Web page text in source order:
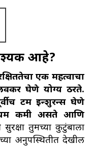
आहे?
एक महत्वाचा
घेणे योग्य ठरते.
टर्म इन्शुरन्स घेणे
कमी असते आणि
सुरक्षा तुमच्या कुटुंबाला
अनुपस्थितीत देखील